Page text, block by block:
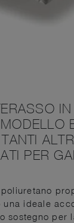
IN
PER
ideale
sostegno per